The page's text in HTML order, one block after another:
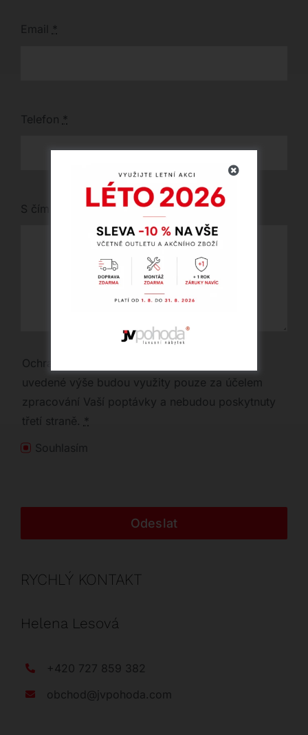
Email *
Telefon *
S čím vám můžeme pomoci?
Ochrana osobních údajů | Vaše osobní údaje
uvedené výše budou využity pouze za účelem
zpracování Vaší poptávky a nebudou poskytnuty
třetí straně. *
Souhlasím
Odeslat
RYCHLÝ KONTAKT
Helena Lesová
+420 727 859 382
obchod@jvpohoda.com